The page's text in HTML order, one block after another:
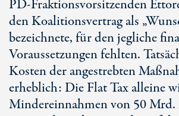
PD-Fraktionsvorsitzenden
den Koalitionsvertrag als
bezeichnete, für den jegliche
Voraussetzungen fehlten.
Kosten der angestrebten
erheblich: Die Flat Tax alleine
Mindereinnahmen von 50 Mrd.